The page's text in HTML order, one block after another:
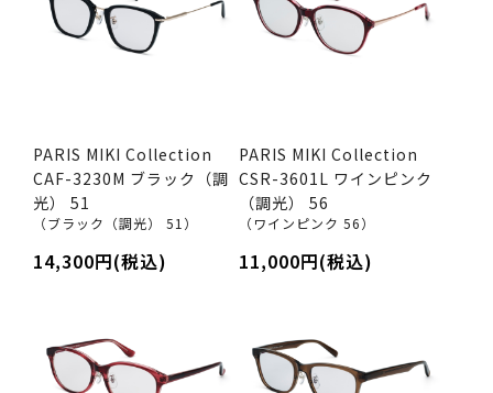
PARIS MIKI Collection
CAF-3230M ブラック（調
光） 51
（ブラック（調光） 51）
14,300円(税込)
PARIS MIKI Collection
CSR-3601L ワインピンク
（調光） 56
（ワインピンク 56）
11,000円(税込)